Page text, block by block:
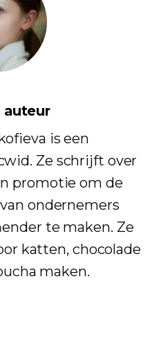
auteur
is een
Ze schrijft over
promotie om de
ondernemers
te maken. Ze
katten, chocolade
maken.